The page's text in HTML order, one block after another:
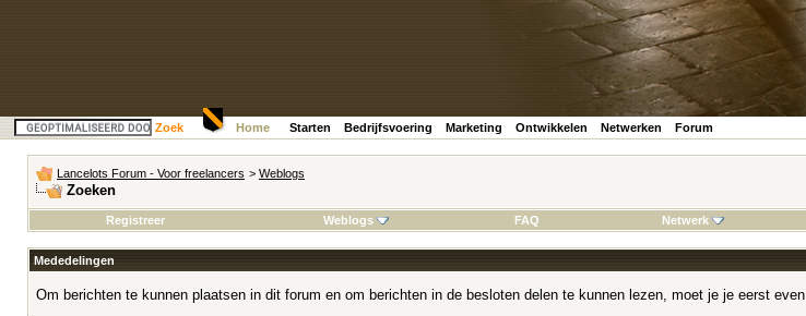
Zoek Home Starten Bedrijfsvoering Marketing Ontwikkelen Netwerken Forum
Lancelots Forum - Voor freelancers > Weblogs
Zoeken
Registreer
Weblogs FAQ Netwerk
Mededelingen
Om berichten te kunnen plaatsen in dit forum en om berichten in de besloten delen te kunnen lezen, moet je je eerst even